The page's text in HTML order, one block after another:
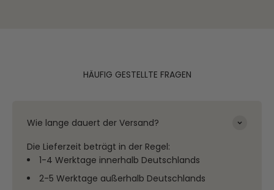
HÄUFIG GESTELLTE FRAGEN
Wie lange dauert der Versand?
Die Lieferzeit beträgt in der Regel:
1-4 Werktage innerhalb Deutschlands
2-5 Werktage außerhalb Deutschlands